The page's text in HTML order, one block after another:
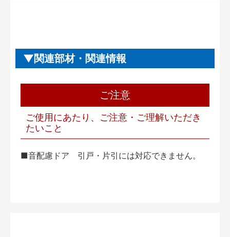
関連部材・関連情報
ご注意
ご使用にあたり、ご注意・ご理解いただき
たいこと
■音配慮ドア 引戸・片引には対応できません。